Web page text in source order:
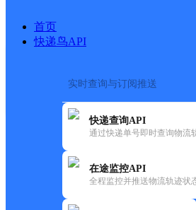
首页
快递鸟API
实时查询与订阅推送
快递查询API
通过快递单号即时查询物流
在途监控API
全程监控并推送物流轨迹状
快递大全
快运大